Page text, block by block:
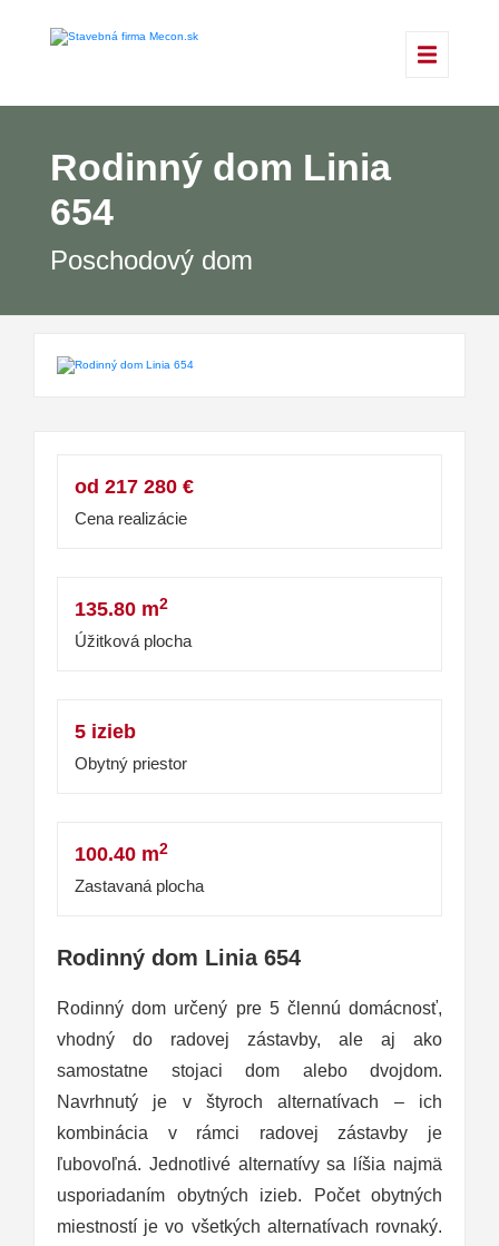
Rodinný dom Linia
654
Poschodový dom
od 217 280 €
Cena realizácie
135.80 m2
Úžitková plocha
5 izieb
Obytný priestor
100.40 m2
Zastavaná plocha
Rodinný dom Linia 654
Rodinný dom určený pre 5 člennú domácnosť,
vhodný do radovej zástavby, ale aj ako
samostatne stojaci dom alebo dvojdom.
Navrhnutý je v štyroch alternatívach – ich
kombinácia v rámci radovej zástavby je
ľubovoľná. Jednotlivé alternatívy sa líšia najmä
usporiadaním obytných izieb. Počet obytných
miestností je vo všetkých alternatívach rovnaký.